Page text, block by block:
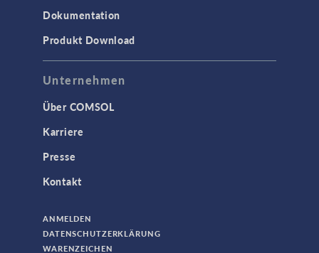
Dokumentation
Produkt Download
Unternehmen
Über COMSOL
Karriere
Presse
Kontakt
ANMELDEN
DATENSCHUTZERKLÄRUNG
WARENZEICHEN